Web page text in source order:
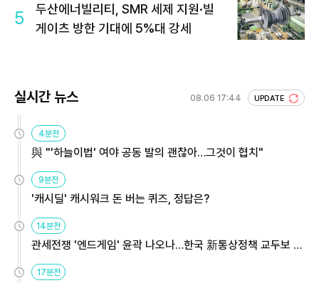
5
두산에너빌리티, SMR 세제 지원·빌
게이츠 방한 기대에 5%대 강세
실시간 뉴스 08.06 17:44 UPDATE
4분전
與 "'하늘이법' 여야 공동 발의 괜찮아…그것이 협치"
9분전
'캐시딜' 캐시워크 돈 버는 퀴즈, 정답은?
14분전
관세전쟁 '엔드게임' 윤곽 나오나…한국 新통상정책 교두보 활
17분전